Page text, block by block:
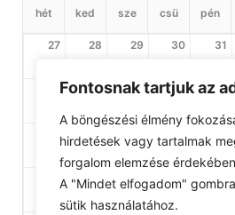
Fontosnak tartjuk az
A böngészési élmény
hirdetések vagy tartalmak
forgalom elemzése
A "Mindet elfogadom"
sütik használatához.
hét ked sze csü pén
27 28 29 30 31
4 5 6 7
11 13
18 19 20 21